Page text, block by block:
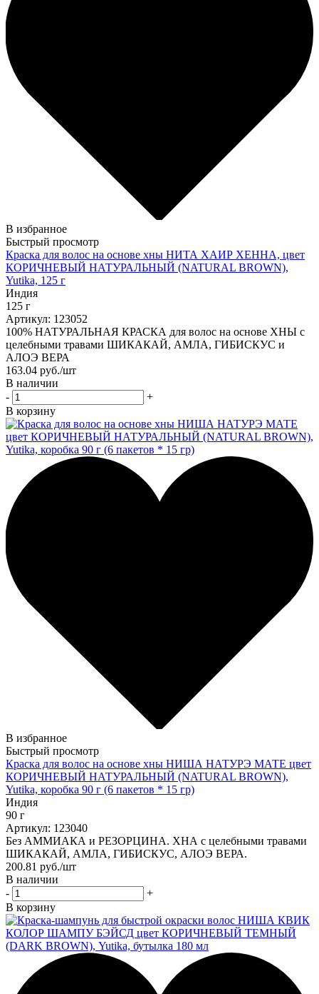
В избранное
Быстрый просмотр
Краска для волос на основе хны НИТА ХАИР ХЕННА, цвет
КОРИЧНЕВЫЙ НАТУРАЛЬНЫЙ (NATURAL BROWN),
Yutika, 125 г
Индия
125 г
Артикул: 123052
100% НАТУРАЛЬНАЯ КРАСКА для волос на основе ХНЫ c
целебными травами ШИКАКАЙ, АМЛА, ГИБИСКУС и
АЛОЭ ВЕРА
163.04 руб./шт
В наличии
-
+
В корзину
В избранное
Быстрый просмотр
Краска для волос на основе хны НИША НАТУРЭ МАТЕ цвет
КОРИЧНЕВЫЙ НАТУРАЛЬНЫЙ (NATURAL BROWN),
Yutika, коробка 90 г (6 пакетов * 15 гр)
Индия
90 г
Артикул: 123040
Без АММИАКА и РЕЗОРЦИНА. ХНА с целебными травами
ШИКАКАЙ, АМЛА, ГИБИСКУС, АЛОЭ ВЕРА.
200.81 руб./шт
В наличии
-
+
В корзину